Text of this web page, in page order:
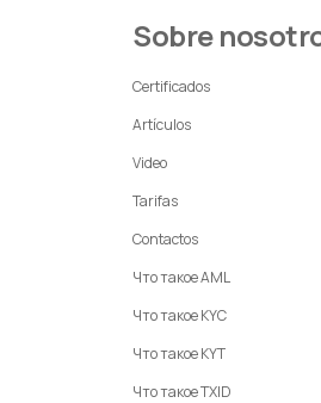
Sobre
Certificados
Artículos
Video
Tarifas
Contactos
Что такое AML
Что такое KYC
Что такое KYT
Что такое TXID